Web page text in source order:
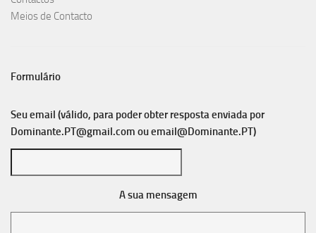
Meios de Contacto
Formulário
Seu email (válido, para poder obter resposta enviada por
Dominante.PT@gmail.com ouemail@Dominante.PT)
A sua mensagem